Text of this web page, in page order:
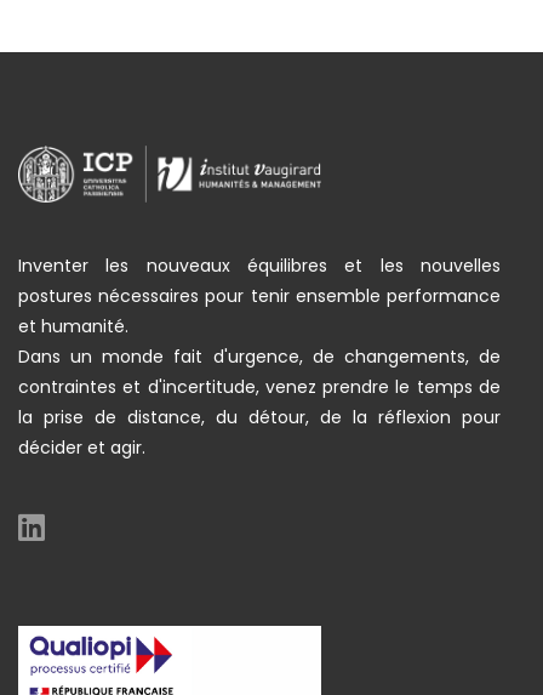
Inventer les nouveaux équilibres et les nouvelles
postures nécessaires pour tenir ensemble performance
et humanité.
Dans un monde fait d'urgence, de changements, de
contraintes et d'incertitude, venez prendre le temps de
la prise de distance, du détour, de la réflexion pour
décider et agir.